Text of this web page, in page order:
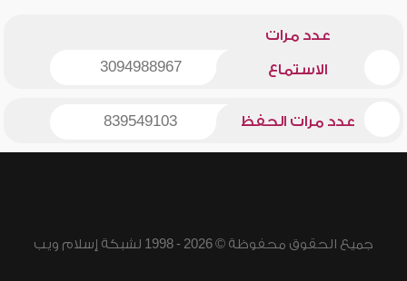
عدد مرات
الاستماع 3094988967
عدد مرات الحفظ 839549103
جميع الحقوق محفوظة © 2026 - 1998 لشبكة إسلام ويب